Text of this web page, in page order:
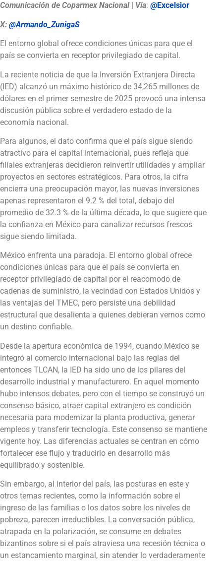
Comunicación de Coparmex Nacional
Vía: @Excelsior
X: @Armando_ZunigaS
El entorno global ofrece condiciones únicas para que el
país se convierta en receptor privilegiado de capital.
La reciente noticia de que la Inversión Extranjera Directa
(IED) alcanzó un máximo histórico de 34,265 millones de
dólares en el primer semestre de 2025 provocó una intensa
discusión pública sobre el verdadero estado de la
economía nacional.
Para algunos, el dato confirma que el país sigue siendo
atractivo para el capital internacional, pues refleja que
filiales extranjeras decidieron reinvertir utilidades y ampliar
proyectos en sectores estratégicos. Para otros, la cifra
encierra una preocupación mayor, las nuevas inversiones
apenas representaron el 9.2 % del total, debajo del
promedio de 32.3 % de la última década, lo que sugiere que
la confianza en México para canalizar recursos frescos
sigue siendo limitada.
México enfrenta una paradoja. El entorno global ofrece
condiciones únicas para que el país se convierta en
receptor privilegiado de capital por el reacomodo de
cadenas de suministro, la vecindad con Estados Unidos y
las ventajas del TMEC, pero persiste una debilidad
estructural que desalienta a quienes debieran vernos como
un destino confiable.
Desde la apertura económica de 1994, cuando México se
integró al comercio internacional bajo las reglas del
entonces TLCAN, la IED ha sido uno de los pilares del
desarrollo industrial y manufacturero. En aquel momento
hubo intensos debates, pero con el tiempo se construyó un
consenso básico, atraer capital extranjero es condición
necesaria para modernizar la planta productiva, generar
empleos y transferir tecnología. Este consenso se mantiene
vigente hoy. Las diferencias actuales se centran en cómo
fortalecer ese flujo y traducirlo en desarrollo más
equilibrado y sostenible.
Sin embargo, al interior del país, las posturas en este y
otros temas recientes, como la información sobre el
ingreso de las familias o los datos sobre los niveles de
pobreza, parecen irreductibles. La conversación pública,
atrapada en la polarización, se consume en debates
bizantinos sobre si el país atraviesa una recesión técnica o
un estancamiento marginal, sin atender lo verdaderamente